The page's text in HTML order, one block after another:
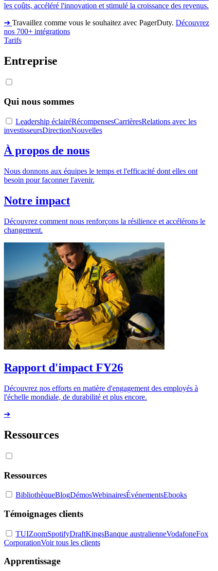
les coûts, accéléré l'innovation et stimulé la croissance des revenus.
➔ Travaillez comme vous le souhaitez avec PagerDuty. Découvrez
nos 700+ intégrations
Tarifs
Entreprise
Qui nous sommes
Leadership éclairéRécompensesCarrièresRelations avec les
investisseursDirectionNouvelles
À propos de nous
Nous donnons aux équipes le temps et l'efficacité dont elles ont
besoin pour façonner l'avenir.
Notre impact
Découvrez comment nous renforçons la résilience et accélérons le
changement.
Rapport d'impact FY26
Découvrez nos efforts en matière d'engagement des employés à
l'échelle mondiale, de durabilité et plus encore.
➔
Ressources
Ressources
BibliothèqueBlogDémosWebinairesÉvénementsEbooks
Témoignages clients
TUIZoomSpotifyDraftKingsBanque australienneVodafoneFox
CorporationVoir tous les clients
Apprentissage